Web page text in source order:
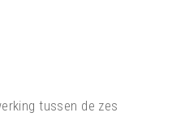
tussen de zes